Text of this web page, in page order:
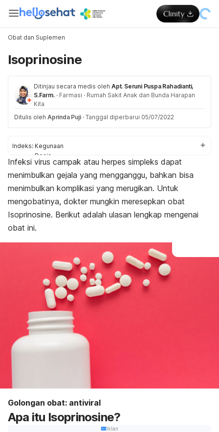
Obat dan Suplemen
Isoprinosine
Ditinjau secara medis oleh Apt. Seruni Puspa Rahadianti,
S.Farm. · Farmasi · Rumah Sakit Anak dan Bunda Harapan
Kita
Ditulis oleh Aprinda Puji · Tanggal diperbarui 05/07/2022
Indeks: Kegunaan
Dosis
Aturan pakai
Efek samping
Peringatan dan perhatian
Efek pada ibu hamil dan menyusui
Interaksi obat
Infeksi virus campak atau herpes simpleks dapat
menimbulkan gejala yang mengganggu, bahkan bisa
menimbulkan komplikasi yang merugikan. Untuk
mengobatinya, dokter mungkin meresepkan obat
Isoprinosine. Berikut adalah ulasan lengkap mengenai
obat ini.
Golongan obat: antiviral
Apa itu Isoprinosine?
Iklan